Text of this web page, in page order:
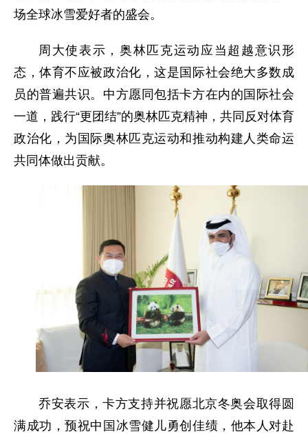
场全球冰雪爱好者的盛会。
周大使表示，奥林匹克运动应当超越意识形
态，体育不应被政治化，这是国际社会绝大多数成
员的普遍共识。中方愿同包括卡方在内的国际社会
一道，践行“更团结”的奥林匹克精神，共同反对体育
政治化，为国际奥林匹克运动和推动构建人类命运
共同体做出贡献。
乔安表示，卡方支持并祝愿北京冬奥会取得圆
满成功，预祝中国冰雪健儿勇创佳绩，他本人对赴